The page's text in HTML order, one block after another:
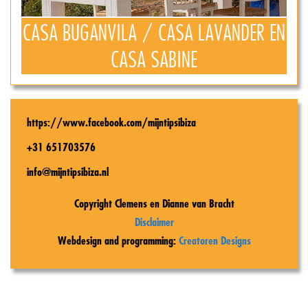
CASA BUGANVILA / CASA LAVANDER EN
CASA SABINE
https://www.facebook.com/mijntipsibiza
+31 651703576
info@mijntipsibiza.nl
Copyright Clemens en Dianne van Bracht
Disclaimer
Webdesign and programming: Creatoren Designs